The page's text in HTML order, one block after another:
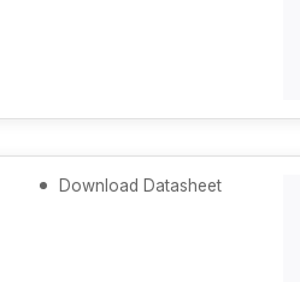
Download Datasheet